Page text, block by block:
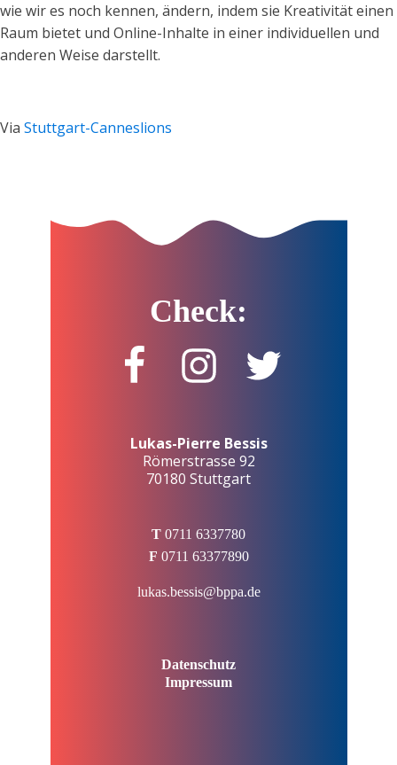
wie wir es noch kennen, ändern, indem sie Kreativität einen
Raum bietet und Online-Inhalte in einer individuellen und
anderen Weise darstellt.
Via Stuttgart-Canneslions
Check:
Lukas-Pierre Bessis
Römerstrasse 92
70180 Stuttgart
T 0711 6337780
F 0711 63377890
lukas.bessis@bppa.de
Datenschutz
Impressum